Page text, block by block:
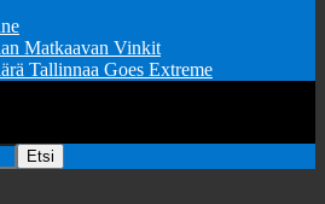
Matkaavan Vinkit
Tallinnaa Goes Extreme